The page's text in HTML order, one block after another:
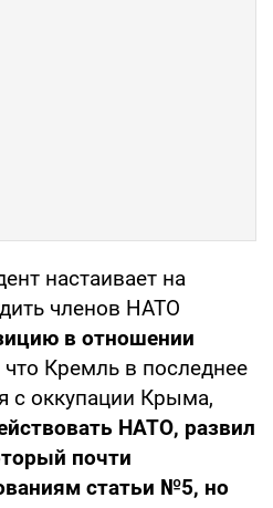
настаивает на
членов НАТО
в отношении
Кремль в последнее
с оккупации Крыма,
НАТО, развил
почти
статьи №5, но